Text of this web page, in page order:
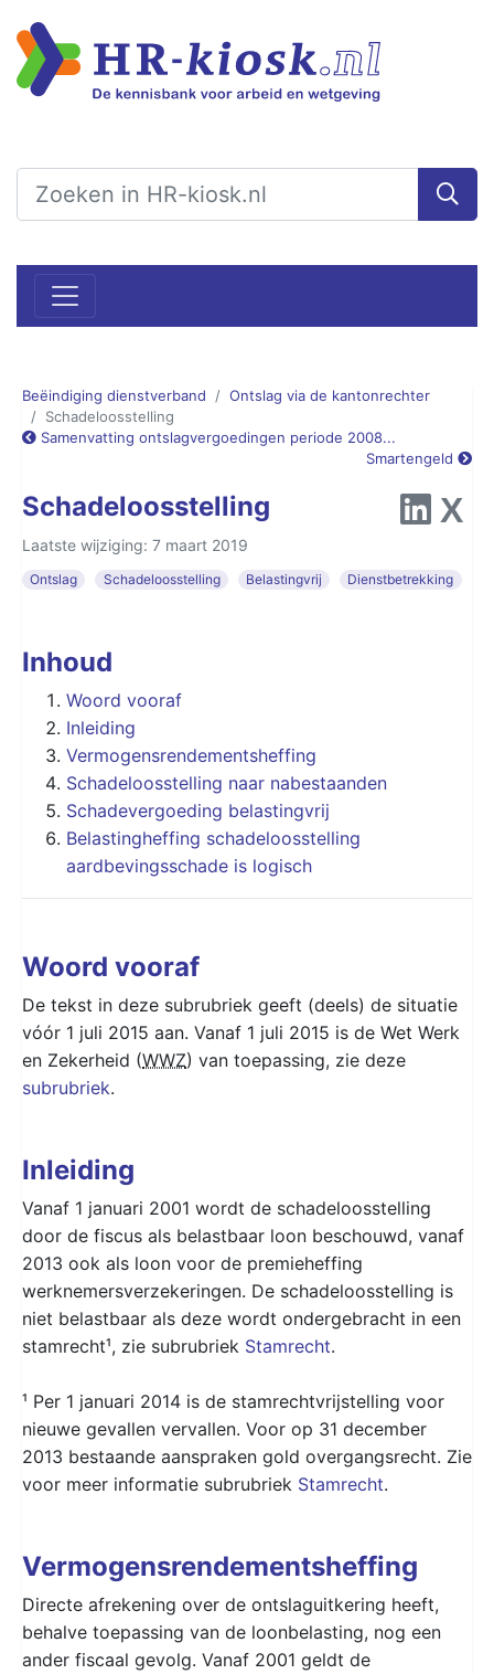
Beëindiging dienstverband
Ontslag via de kantonrechter
Schadeloosstelling
Samenvatting ontslagvergoedingen periode 2008...
Smartengeld
Schadeloosstelling
Laatste wijziging: 7 maart 2019
Ontslag Schadeloosstelling Belastingvrij Dienstbetrekking
Inhoud
Woord vooraf
Inleiding
Vermogensrendementsheffing
Schadeloosstelling naar nabestaanden
Schadevergoeding belastingvrij
Belastingheffing schadeloosstelling
aardbevingsschade is logisch
Woord vooraf
De tekst in deze subrubriek geeft (deels) de situatie
vóór 1 juli 2015 aan. Vanaf 1 juli 2015 is de Wet Werk
en Zekerheid (WWZ) van toepassing, zie deze
subrubriek.
Inleiding
Vanaf 1 januari 2001 wordt de schadeloosstelling
door de fiscus als belastbaar loon beschouwd, vanaf
2013 ook als loon voor de premieheffing
werknemersverzekeringen. De schadeloosstelling is
niet belastbaar als deze wordt ondergebracht in een
stamrecht¹, zie subrubriek Stamrecht.
¹ Per 1 januari 2014 is de stamrechtvrijstelling voor
nieuwe gevallen vervallen. Voor op 31 december
2013 bestaande aanspraken gold overgangsrecht. Zie
voor meer informatie subrubriek Stamrecht.
Vermogensrendementsheffing
Directe afrekening over de ontslaguitkering heeft,
behalve toepassing van de loonbelasting, nog een
ander fiscaal gevolg. Vanaf 2001 geldt de